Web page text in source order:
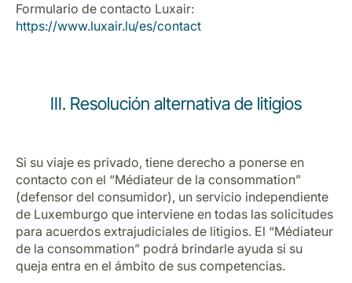
Formulario de contacto Luxair:
https://www.luxair.lu/es/contact
III. Resolución alternativa de litigios
Si su viaje es privado, tiene derecho a ponerse en
contacto con el “Médiateur de la consommation”
(defensor del consumidor), un servicio independiente
de Luxemburgo que interviene en todas las solicitudes
para acuerdos extrajudiciales de litigios. El “Médiateur
de la consommation” podrá brindarle ayuda si su
queja entra en el ámbito de sus competencias.